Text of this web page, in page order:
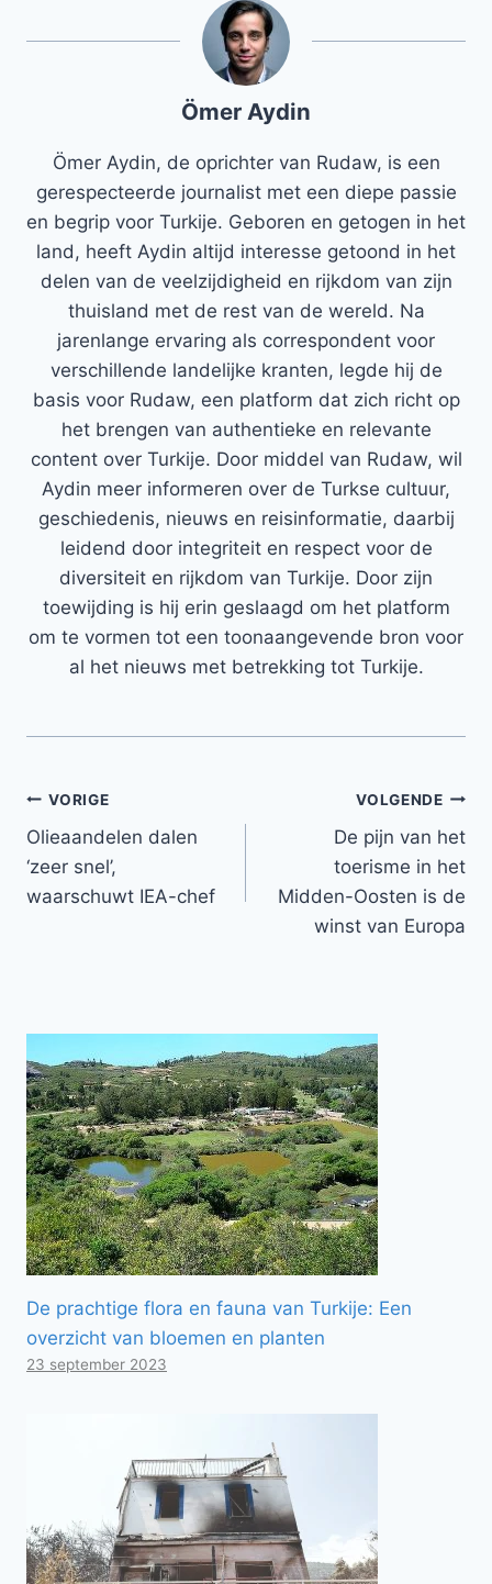
Ömer Aydin
Ömer Aydin, de oprichter van Rudaw, is een
gerespecteerde journalist met een diepe passie
en begrip voor Turkije. Geboren en getogen in het
land, heeft Aydin altijd interesse getoond in het
delen van de veelzijdigheid en rijkdom van zijn
thuisland met de rest van de wereld. Na
jarenlange ervaring als correspondent voor
verschillende landelijke kranten, legde hij de
basis voor Rudaw, een platform dat zich richt op
het brengen van authentieke en relevante
content over Turkije. Door middel van Rudaw, wil
Aydin meer informeren over de Turkse cultuur,
geschiedenis, nieuws en reisinformatie, daarbij
leidend door integriteit en respect voor de
diversiteit en rijkdom van Turkije. Door zijn
toewijding is hij erin geslaagd om het platform
om te vormen tot een toonaangevende bron voor
al het nieuws met betrekking tot Turkije.
Bericht
navigatie
VORIGE
Olieaandelen dalen
‘zeer snel’,
waarschuwt IEA-chef
VOLGENDE
De pijn van het
toerisme in het
Midden-Oosten is de
winst van Europa
De prachtige flora en fauna van Turkije: Een
overzicht van bloemen en planten
23 september 2023